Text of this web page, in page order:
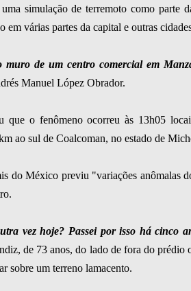
simulação de terremoto como parte
várias partes da capital e outras
muro de um centro comercial em
Manuel López Obrador.
que o fenômeno ocorreu às 13h05
ao sul de Coalcoman, no estado de
do México previu "variações anômalas
vez hoje? Passei por isso há cinco
de 73 anos, do lado de fora do prédio
sobre um terreno lamacento.